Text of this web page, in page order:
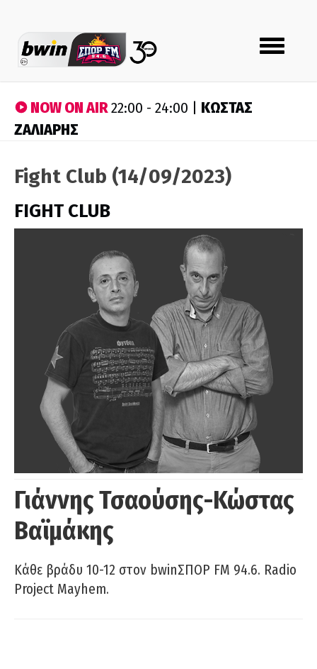
Toggle
navigation
NOW ON AIR22:00 - 24:00 | ΚΩΣΤΑΣ
ΖΑΛΙΑΡΗΣ
Fight Club (14/09/2023)
FIGHT CLUB
Γιάννης Τσαούσης-Κώστας
Βαϊμάκης
Κάθε βράδυ 10-12 στον bwinΣΠΟΡ FM 94.6. Radio
Project Mayhem.